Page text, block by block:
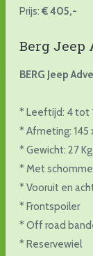
Prijs: € 405,-
Berg Jeep
BERG Jeep
* Leeftijd: 4 tot
* Afmeting: 145
* Gewicht: 27 Kg
* Met
* Vooruit en
* Frontspoiler
* Off road
* Reservewiel